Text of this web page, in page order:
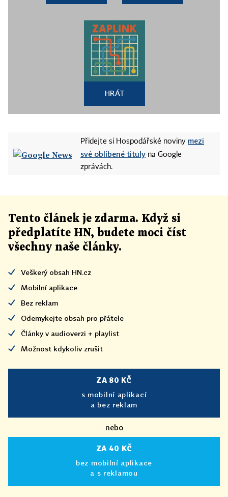
HRÁT
Přidejte si Hospodářské noviny mezi
své oblíbené tituly na Google
zprávách.
Tento článek je zdarma. Když si
předplatíte HN, budete moci číst
všechny naše články.
Veškerý obsah HN.cz
Mobilní aplikace
Bez reklam
Odemykejte obsah pro přátele
Články v audioverzi + playlist
Možnost kdykoliv zrušit
ZA 80 KČ
s mobilní aplikací
a bez reklam
nebo
ZA 40 KČ
bez mobilní aplikace
a s reklamou